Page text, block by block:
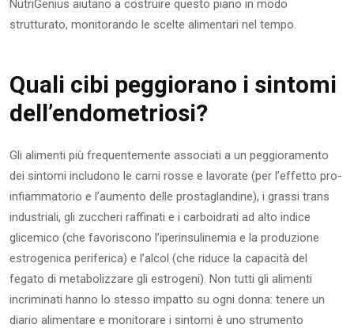
NutriGenius aiutano a costruire questo piano in modo
strutturato, monitorando le scelte alimentari nel tempo.
Quali cibi peggiorano i sintomi
dell’endometriosi?
Gli alimenti più frequentemente associati a un peggioramento
dei sintomi includono le carni rosse e lavorate (per l’effetto pro-
infiammatorio e l’aumento delle prostaglandine), i grassi trans
industriali, gli zuccheri raffinati e i carboidrati ad alto indice
glicemico (che favoriscono l’iperinsulinemia e la produzione
estrogenica periferica) e l’alcol (che riduce la capacità del
fegato di metabolizzare gli estrogeni). Non tutti gli alimenti
incriminati hanno lo stesso impatto su ogni donna: tenere un
diario alimentare e monitorare i sintomi è uno strumento